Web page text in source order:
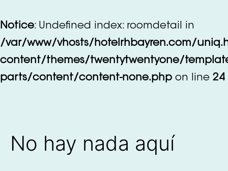
al
contenido
Notice: Undefined index: roomdetail in
/var/www/vhosts/hotelrhbayren.com/
content/themes/twentytwentyone/
parts/content/content-none.php on line 24
No hay nada aquí